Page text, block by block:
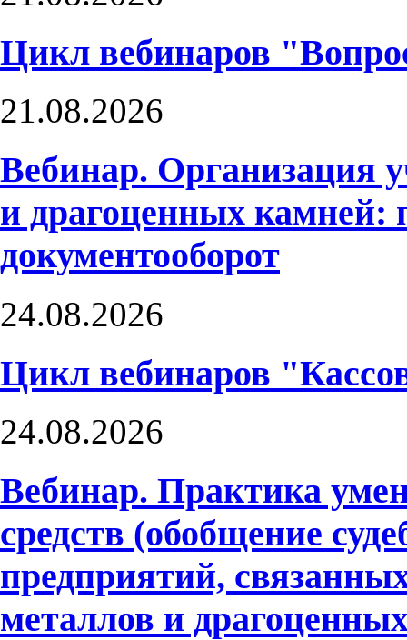
Цикл вебинаров
21.08.2026
Вебинар. Организация
и драгоценных камней:
документооборот
24.08.2026
Цикл вебинаров
24.08.2026
Вебинар. Практика
средств (обобщение
предприятий,
металлов и